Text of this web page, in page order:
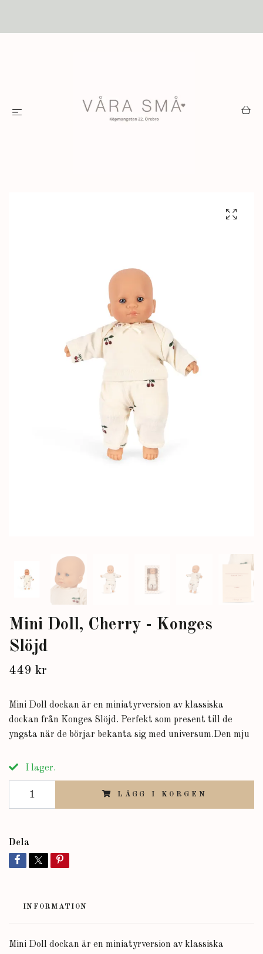
Mini Doll, Cherry - Konges
Slöjd
449 kr
Mini Doll dockan är en miniatyrversion av klassiska
dockan från Konges Slöjd. Perfekt som present till de
yngsta när de börjar bekanta sig med universum.Den mju
I lager.
LÄGG I KORGEN
Dela
INFORMATION
Mini Doll dockan är en miniatyrversion av klassiska